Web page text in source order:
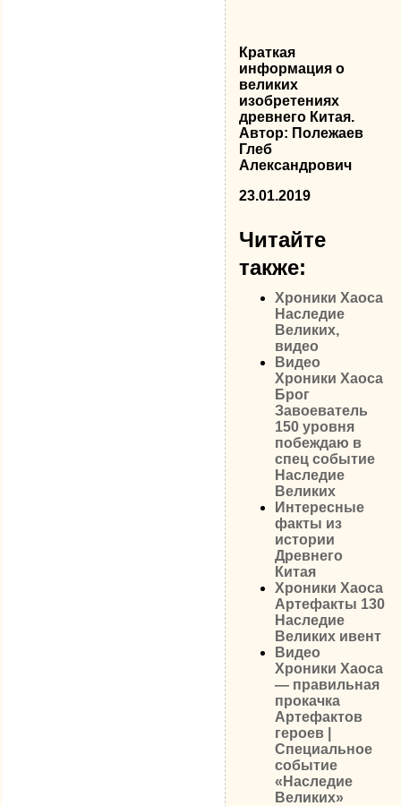
Краткая
информация о
великих
изобретениях
древнего Китая.
Автор: Полежаев
Глеб
Александрович
23.01.2019
Читайте
также:
Хроники Хаоса
Наследие
Великих,
видео
Видео
Хроники Хаоса
Брог
Завоеватель
150 уровня
побеждаю в
спец событие
Наследие
Великих
Интересные
факты из
истории
Древнего
Китая
Хроники Хаоса
Артефакты 130
Наследие
Великих ивент
Видео
Хроники Хаоса
— правильная
прокачка
Артефактов
героев |
Специальное
событие
«Наследие
Великих»